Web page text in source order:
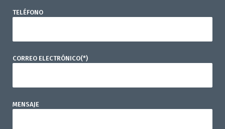
TELÉFONO
CORREO ELECTRÓNICO(*)
MENSAJE